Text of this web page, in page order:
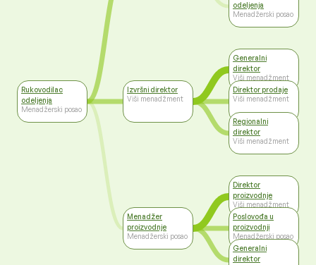
Rukovodilac
odeljenja
Menadžerski posao
Izvršni direktor
Viši menadžment
Menadžer
proizvodnje
Menadžerski posao
odeljenja
Menadžerski posao
Generalni
direktor
Viši menadžment
Direktor prodaje
Viši menadžment
Regionalni
direktor
Viši menadžment
Direktor
proizvodnje
Viši menadžment
Poslovođa u
proizvodnji
Menadžerski posao
Generalni
direktor